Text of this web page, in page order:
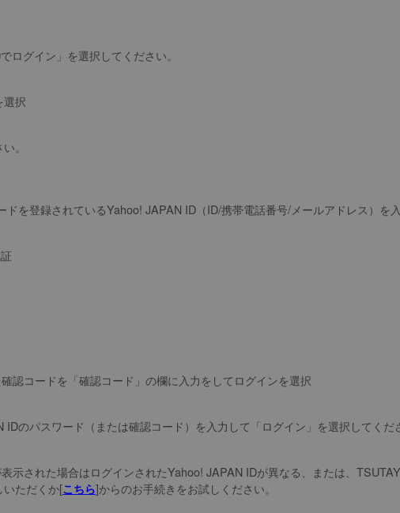
グイン」を選択してください。
択
。
を登録されているYahoo! JAPAN ID（ID/携帯電話番号/メールアドレス）を
認コードを「確認コード」の欄に入力をしてログインを選択
パスワード（または確認コード）を入力して「ログイン」を選択してくだ
示された場合はログインされたYahoo! JAPAN IDが異なる、または、
いただくか[こちら]からのお手続きをお試しください。